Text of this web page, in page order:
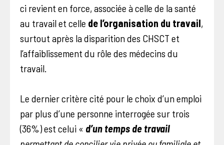
ci revient en force, associée à celle de la santé
au travail et celle de l’organisation du travail,
surtout après la disparition des CHSCT et
l’affaiblissement du rôle des médecins du
travail.
Le dernier critère cité pour le choix d’un emploi
par plus d’une personne interrogée sur trois
(36%) est celui « d’un temps de travail